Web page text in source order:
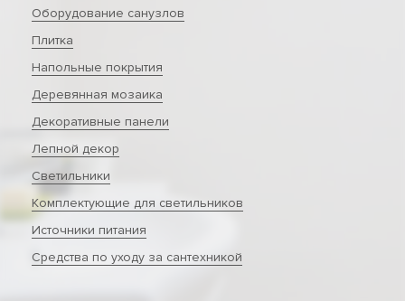
Оборудование санузлов
Плитка
Напольные покрытия
Деревянная мозаика
Декоративные панели
Лепной декор
Светильники
Комплектующие для светильников
Источники питания
Средства по уходу за сантехникой